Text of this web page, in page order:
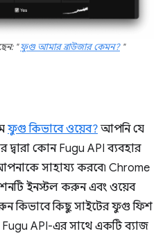
"ফুগু আমার ব্রাউজার কেমন?"
ফুগু কিভাবে ওয়েব? আপনি যে
দ্বারা কোন Fugu API ব্যবহার
সাহায্য করবে৷ Chrome
ইনস্টল করুন এবং ওয়েব
কিভাবে কিছু সাইটের ফুগু ফিশ
API-এর সাথে একটি ব্যাজ